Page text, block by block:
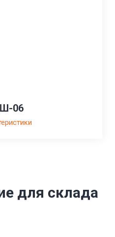
06
для склада